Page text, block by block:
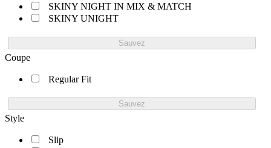
SKINY NIGHT IN MIX & MATCH
SKINY UNIGHT
Sauvez
Coupe
Regular Fit
Sauvez
Style
Slip